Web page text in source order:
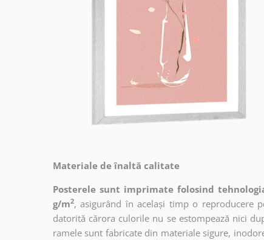
Materiale de înaltă calitate
Posterele sunt imprimate folosind
g/m2, asigurând în același timp o reproducere
datorită cărora culorile nu se estompează nici
ramele sunt fabricate din materiale sigure,